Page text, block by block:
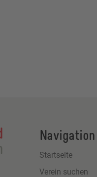
Navigation
Startseite
Verein suchen